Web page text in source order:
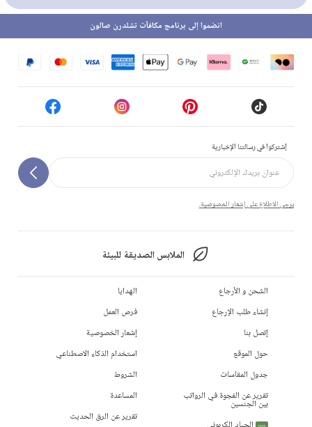
إشتركوا في رسالتنا الإخبارية
يرجى الاطلاع على إشعار الخصوصية.
الملابس الصديقة للبيئة
انضموا إلى برنامج مكافآت تشلدرن صالون
الشحن و الأرجاع
إنشاء طلب الإرجاع
إتصل بنا
حول الموقع
جدول المقاسات
تقرير عن الفجوة في الرواتب
بين الجنسين
جديد
الهدايا
فرص العمل
إشعار الخصوصية
استخدام الذكاء الاصطناعي
الشروط
المساعدة
تقرير عن الرق الحديث